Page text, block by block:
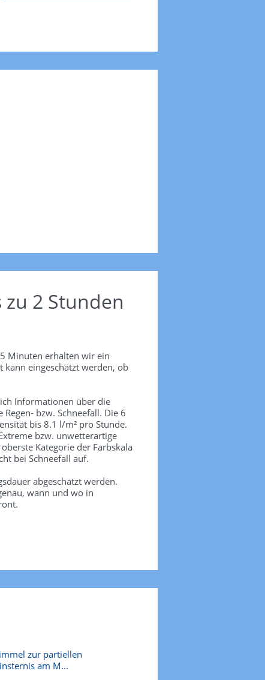
2 Stunden
Minuten erhalten wir ein
kann eingeschätzt werden, ob
Informationen über die
bzw. Schneefall. Die 6
bis 8.1 l/m² pro Stunde.
bzw. unwetterartige
Kategorie der Farbskala
bei Schneefall auf.
abgeschätzt werden.
wann und wo in
zur partiellen
am M...